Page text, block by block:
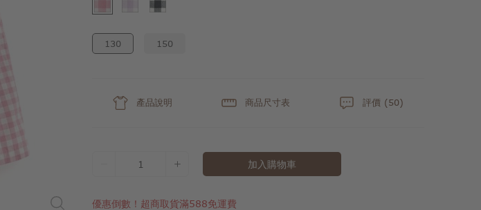
130 150
產品說明 商品尺寸表 評價 (50)
1 加入購物車
優惠倒數！超商取貨滿588免運費